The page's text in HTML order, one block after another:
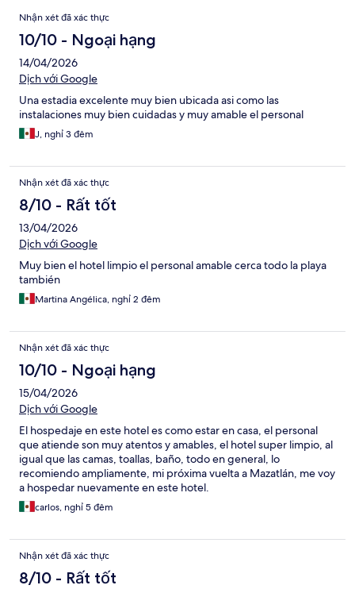
Nhận
xét
Nhận xét đã xác thực
10/10 - Ngoại hạng
14/04/2026
Dịch với Google
Una estadia excelente muy bien ubicada asi como las
instalaciones muy bien cuidadas y muy amable el personal
J, nghỉ 3 đêm
Nhận xét đã xác thực
8/10 - Rất tốt
13/04/2026
Dịch với Google
Muy bien el hotel limpio el personal amable cerca todo la playa
también
Martina Angélica, nghỉ 2 đêm
Nhận xét đã xác thực
10/10 - Ngoại hạng
15/04/2026
Dịch với Google
El hospedaje en este hotel es como estar en casa, el personal
que atiende son muy atentos y amables, el hotel super limpio, al
igual que las camas, toallas, baño, todo en general, lo
recomiendo ampliamente, mi próxima vuelta a Mazatlán, me voy
a hospedar nuevamente en este hotel.
carlos, nghỉ 5 đêm
Nhận xét đã xác thực
8/10 - Rất tốt